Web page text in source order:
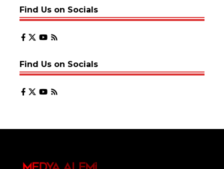
Find Us on Socials
Find Us on Socials